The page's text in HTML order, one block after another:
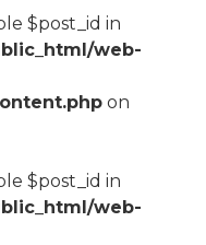
$post_id in
web-
on
$post_id in
web-